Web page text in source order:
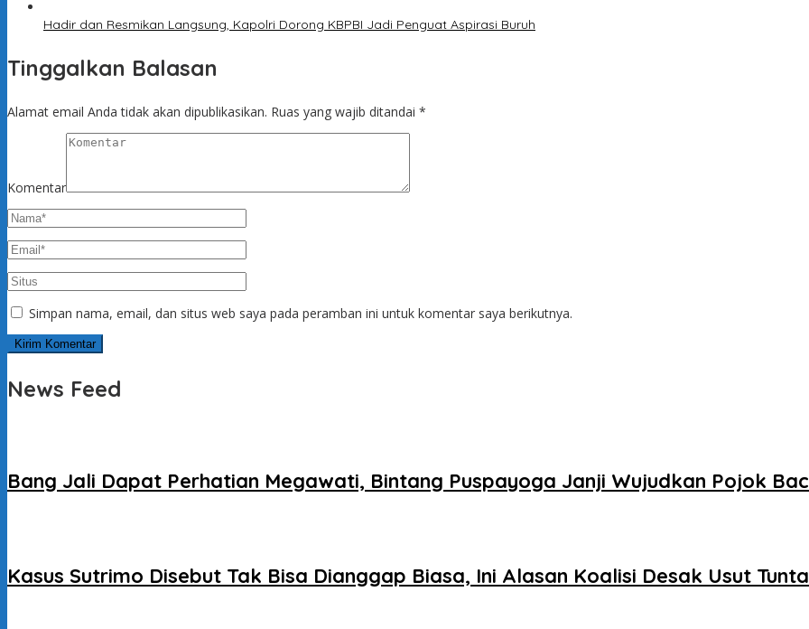
Hadir dan Resmikan Langsung, Kapolri Dorong KBPBI Jadi Penguat Aspirasi Buruh
Tinggalkan Balasan
Alamat email Anda tidak akan dipublikasikan. Ruas yang wajib ditandai *
Komentar
Simpan nama, email, dan situs web saya pada peramban ini untuk komentar saya berikutnya.
News Feed
Bang Jali Dapat Perhatian Megawati, Bintang Puspayoga Janji Wujudkan Pojok
Kasus Sutrimo Disebut Tak Bisa Dianggap Biasa, Ini Alasan Koalisi Desak Usut